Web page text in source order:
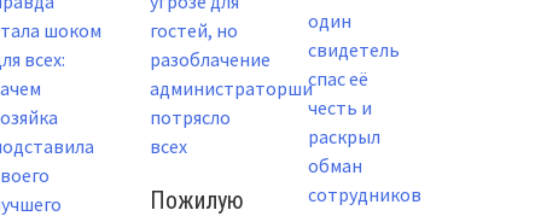
Пожилую